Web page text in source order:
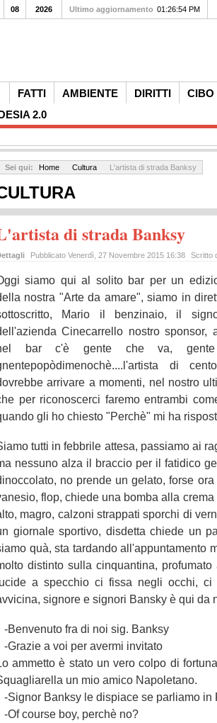
FATTI AMBIENTE DIRITTI CIBO
2.0
08 2026 Ultimo aggiornamento 01:26:54 PM
Sei qui: Home Cultura L'artista di strada Banksy
di strada Banksy
Pubblicato Venerdì, 27 Novembre 2015 16:38 Scritto
siamo qui al solito bar per un
nostra "Arte da amare", siamo in
Mario il benzinaio, il
Cinecarrello nostro sponsor,
bar c'è gente che va, gente
di
arrivare a momenti, nel nostro
per riconoscerci faremo entrambi
gli ho chiesto "Perchè" mi ha
tutti in febbrile attesa, passiamo ai
nessuno alza il braccio per il fatidico
no prende un gelato, forse
flop, chiede una bomba alla
magro, calzoni strappati sporchi di
giornale sportivo, disdetta chiede un
quà, sta tardando all'appuntamento
distinto sulla cinquantina,
lucide a specchio ci fissa negli occhi,
signore e signori Bansky è qui da
-Benvenuto fra di noi sig. Banksy
-Grazie a voi per avermi invitato
ammetto è stato un vero colpo di
un mio amico Napoletano.
-Signor Banksy le dispiace se parliamo in
-Of course boy, perchè no?